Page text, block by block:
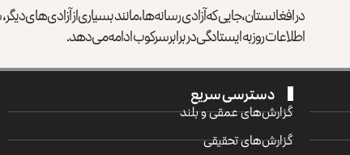
در افغانستان، جایی که آزادی رسانه‌ها، مانند بسیاری از آزادی‌های
اطلاعات روز به ایستادگی در برابر سرکوب ادامه می‌دهد.
دسترسی سریع
گزارش‌‌های عمقی و بلند
گزارش‌های تحقیقی